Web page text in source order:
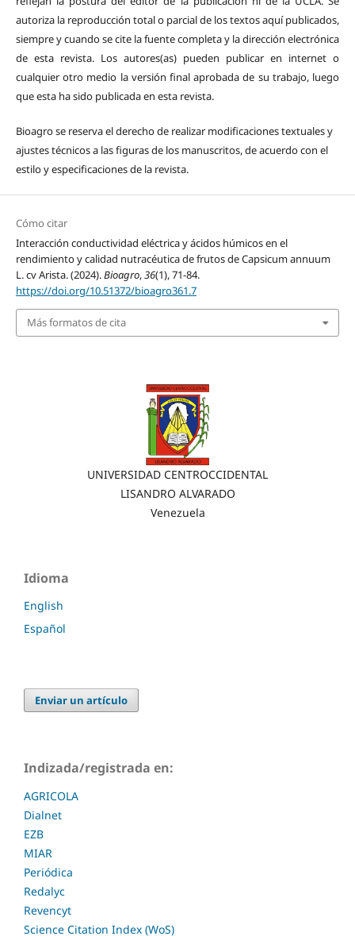
autoriza la reproducción total o parcial de los textos aquí publicados,
siempre y cuando se cite la fuente completa y la dirección electrónica
de esta revista. Los autores(as) pueden publicar en internet o
cualquier otro medio la versión final aprobada de su trabajo, luego
que esta ha sido publicada en esta revista.
Bioagro se reserva el derecho de realizar modificaciones textuales y
ajustes técnicos a las figuras de los manuscritos, de acuerdo con el
estilo y especificaciones de la revista.
Cómo citar
Interacción conductividad eléctrica y ácidos húmicos en el
rendimiento y calidad nutracéutica de frutos de Capsicum annuum
L. cv Arista. (2024).Bioagro,36(1), 71-84.
https://doi.org/10.51372/bioagro361.7
Más formatos de cita
UNIVERSIDAD CENTROCCIDENTAL
LISANDRO ALVARADO
Venezuela
Idioma
English
Español
Enviar un artículo
Indizada/registrada en:
AGRICOLA
Dialnet
EZB
MIAR
Periódica
Redalyc
Revencyt
Science Citation Index (WoS)